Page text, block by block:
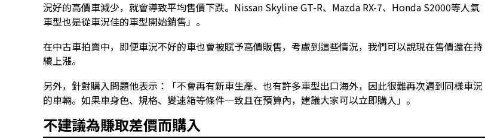
況好的高價車減少，就會導致平均售價下跌。Nissan Skyline GT-R、Mazda RX-7、Honda S2000等人氣
車型也是從車況佳的車型開始銷售」。
在中古車拍賣中，即便車況不好的車也會被賦予高價販售，考慮到這些情況，我們可以說現在售價還在持
續上漲。
另外，針對購入問題他表示：「不會再有新車生產、也有許多車型出口海外，因此很難再次遇到同樣車況
的車輛。如果車身色、規格、變速箱等條件一致且在預算內，建議大家可以立即購入」。
不建議為賺取差價而購入